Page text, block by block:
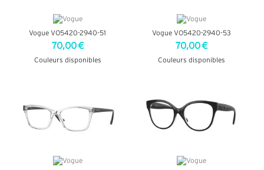
Vogue VO5420-2940-51
70,00 €
Couleurs disponibles
Vogue VO5420-2940-53
70,00 €
Couleurs disponibles